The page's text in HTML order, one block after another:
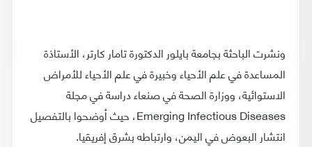
ونشرت الباحثة بجامعة بايلور الدكتورة تامار كارتر، الأستاذة
المساعدة في علم الأحياء وخبيرة في علم الأحياء للأمراض
الاستوائية، ووزارة الصحة في صنعاء دراسة في مجلة
Emerging Infectious Diseases، حيث أوضحوا بالتفصيل
انتشار البعوض في اليمن، وارتباطه بشرق إفريقيا.